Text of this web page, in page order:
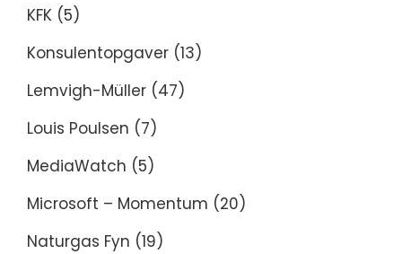
KFK (5)
Konsulentopgaver (13)
Lemvigh-Müller (47)
Louis Poulsen (7)
MediaWatch (5)
Microsoft – Momentum (20)
Naturgas Fyn (19)